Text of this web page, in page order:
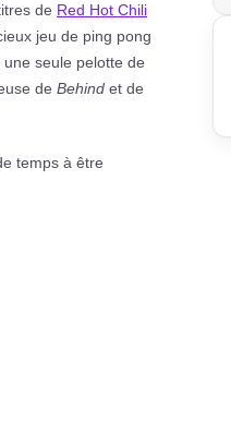
de Red Hot Chili
jeu de ping pong
seule pelotte de
de Behind et de
temps à être